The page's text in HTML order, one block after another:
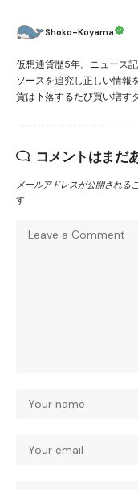
Shoko-Koyama
仮想通貨歴5年。ニュース
ソースを追究し正しい情報
貨は下落するたび買い増す
コメントはまだ
メールアドレスが公開される
す